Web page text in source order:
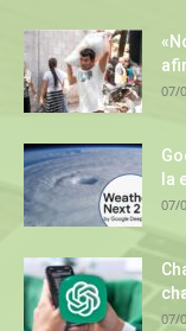
07/
la
07/
07/